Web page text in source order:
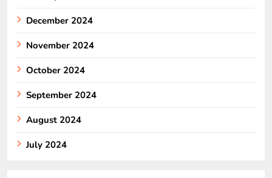
December 2024
November 2024
October 2024
September 2024
August 2024
July 2024